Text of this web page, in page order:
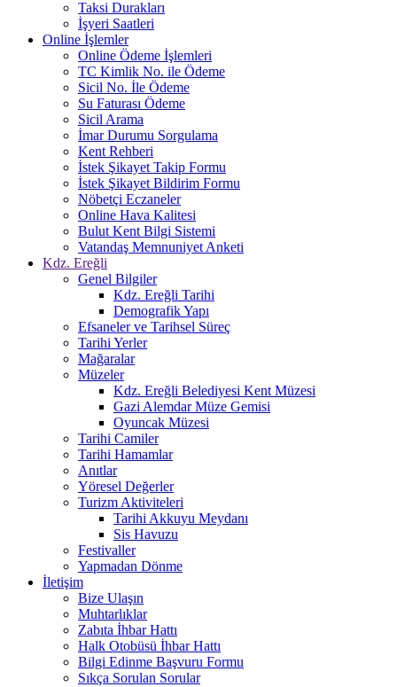
Taksi Durakları
İşyeri Saatleri
Online İşlemler
Online Ödeme İşlemleri
TC Kimlik No. ile Ödeme
Sicil No. İle Ödeme
Su Faturası Ödeme
Sicil Arama
İmar Durumu Sorgulama
Kent Rehberi
İstek Şikayet Takip Formu
İstek Şikayet Bildirim Formu
Nöbetçi Eczaneler
Online Hava Kalitesi
Bulut Kent Bilgi Sistemi
Vatandaş Memnuniyet Anketi
Kdz. Ereğli
Genel Bilgiler
Kdz. Ereğli Tarihi
Demografik Yapı
Efsaneler ve Tarihsel Süreç
Tarihi Yerler
Mağaralar
Müzeler
Kdz. Ereğli Belediyesi Kent Müzesi
Gazi Alemdar Müze Gemisi
Oyuncak Müzesi
Tarihi Camiler
Tarihi Hamamlar
Anıtlar
Yöresel Değerler
Turizm Aktiviteleri
Tarihi Akkuyu Meydanı
Sis Havuzu
Festivaller
Yapmadan Dönme
İletişim
Bize Ulaşın
Muhtarlıklar
Zabıta İhbar Hattı
Halk Otobüsü İhbar Hattı
Bilgi Edinme Başvuru Formu
Sıkça Sorulan Sorular